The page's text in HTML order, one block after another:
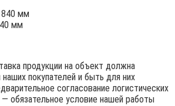
840 мм
мм
продукции на объект должна
покупателей и быть для них
согласование логистических
обязательное условие нашей работы